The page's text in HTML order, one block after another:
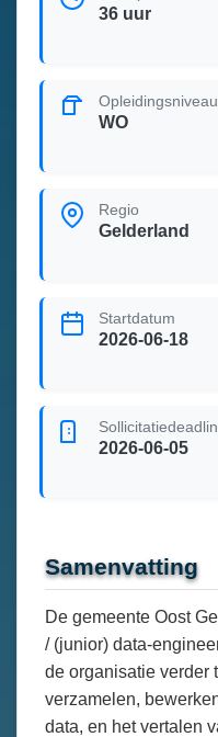
36 uur
Opleidingsniveau
WO
Regio
Gelderland
Startdatum
2026-06-18
2026-06-05
Samenvatting
De gemeente Oost
/ (junior) data-
de organisatie verder
verzamelen,
data, en het vertalen